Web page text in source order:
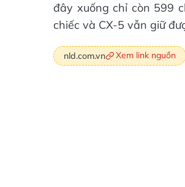
đây xuống chỉ còn 599
chiếc và CX-5 vẫn giữ
nld.com.vn Xem link nguồn